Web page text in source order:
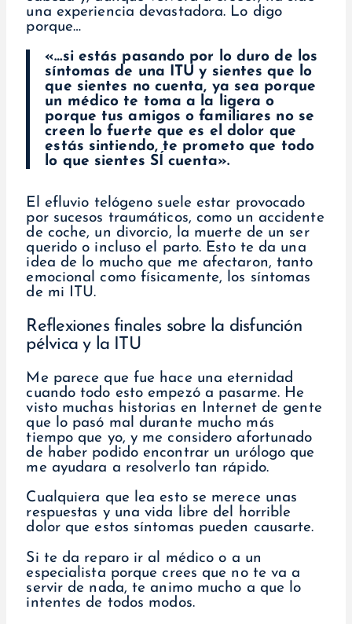
una experiencia devastadora. Lo digo
porque…
«…si estás pasando por lo duro de los
síntomas de una ITU y sientes que lo
que sientes no cuenta, ya sea porque
un médico te toma a la ligera o
porque tus amigos o familiares no se
creen lo fuerte que es el dolor que
estás sintiendo, te prometo que todo
lo que sientes SÍ cuenta».
El efluvio telógeno suele estar provocado
por sucesos traumáticos, como un accidente
de coche, un divorcio, la muerte de un ser
querido o incluso el parto. Esto te da una
idea de lo mucho que me afectaron, tanto
emocional como físicamente, los síntomas
de mi ITU.
Reflexiones finales sobre la disfunción
pélvica y la ITU
Me parece que fue hace una eternidad
cuando todo esto empezó a pasarme. He
visto muchas historias en Internet de gente
que lo pasó mal durante mucho más
tiempo que yo, y me considero afortunado
de haber podido encontrar un urólogo que
me ayudara a resolverlo tan rápido.
Cualquiera que lea esto se merece unas
respuestas y una vida libre del horrible
dolor que estos síntomas pueden causarte.
Si te da reparo ir al médico o a un
especialista porque crees que no te va a
servir de nada, te animo mucho a que lo
intentes de todos modos.